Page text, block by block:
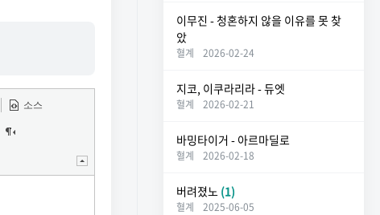
소스
이무진 - 청혼하지 않을 이유를 못 찾
았
혈계 2026-02-24
지코, 이쿠라리라 - 듀엣
혈계 2026-02-21
바밍타이거 - 아르마딜로
혈계 2026-02-18
버려졌노 (1)
혈계 2025-06-05